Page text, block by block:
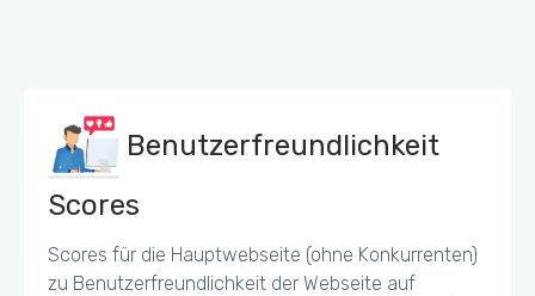
Benutzerfreundlichkeit
Scores
Scores für die Hauptwebseite (ohne Konkurrenten)
zu Benutzerfreundlichkeit der Webseite auf